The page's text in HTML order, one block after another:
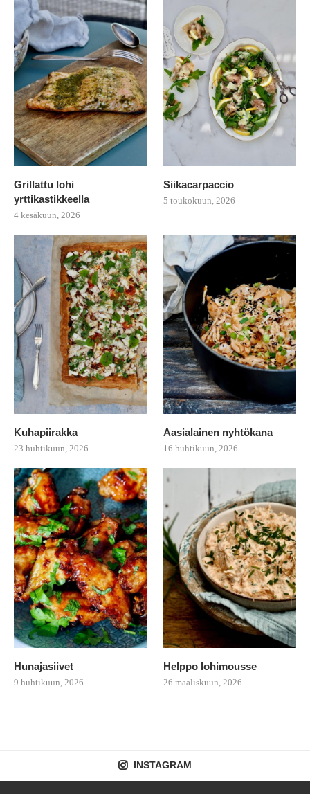
Grillattu lohi
yrttikastikkeella
4 kesäkuun, 2026
Siikacarpaccio
5 toukokuun, 2026
Kuhapiirakka
23 huhtikuun, 2026
Aasialainen nyhtökana
16 huhtikuun, 2026
Hunajasiivet
9 huhtikuun, 2026
Helppo lohimousse
26 maaliskuun, 2026
INSTAGRAM